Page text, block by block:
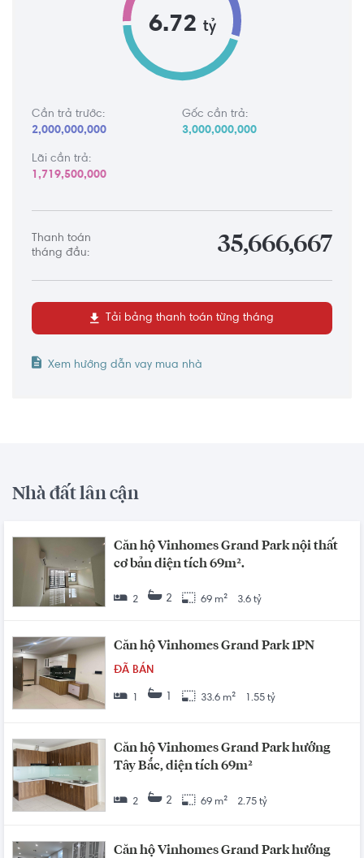
6.72 tỷ
Cần trả trước:
2,000,000,000
Gốc cần trả:
3,000,000,000
Lãi cần trả:
1,719,500,000
Thanh toán
tháng đầu:
35,666,667
Tải bảng thanh toán từng tháng
Xem hướng dẫn vay mua nhà
Nhà đất lân cận
Căn hộ Vinhomes Grand Park nội thất
cơ bản diện tích 69m².
2 2 69 m² 3.6 tỷ
Căn hộ Vinhomes Grand Park 1PN
ĐÃ BÁN
1 33.6 m² 1.55 tỷ
Căn hộ Vinhomes Grand Park hướng
Tây Bắc, diện tích 69m²
2 2 69 m² 2.75 tỷ
Căn hộ Vinhomes Grand Park hướng